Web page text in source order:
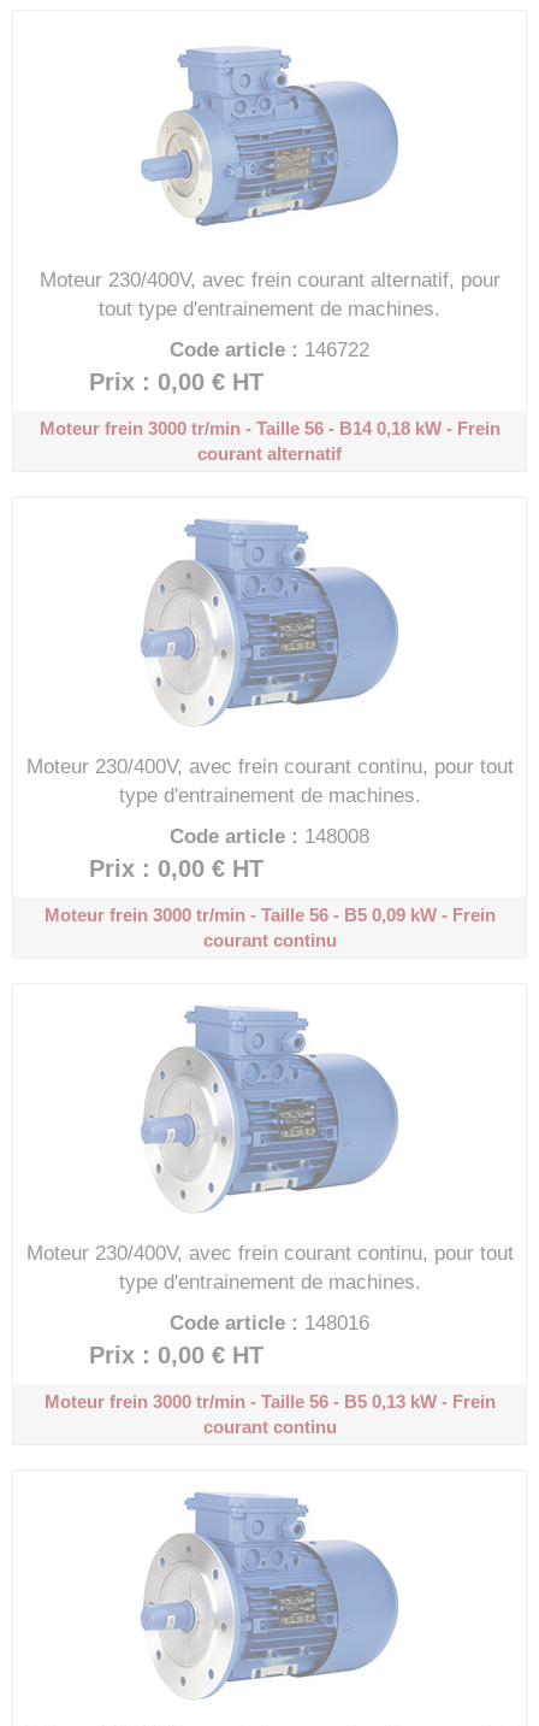
Moteur 230/400V, avec frein courant alternatif, pour
tout type d'entrainement de machines.
Code article : 146722
Prix : 0,00 € HT
Moteur frein 3000 tr/min - Taille 56 - B140,18 kW - Frein
courant alternatif
Moteur 230/400V, avec frein courant continu, pour tout
type d'entrainement de machines.
Code article : 148008
Prix : 0,00 € HT
Moteur frein 3000 tr/min - Taille 56 - B50,09 kW - Frein
courant continu
Moteur 230/400V, avec frein courant continu, pour tout
type d'entrainement de machines.
Code article : 148016
Prix : 0,00 € HT
Moteur frein 3000 tr/min - Taille 56 - B50,13 kW - Frein
courant continu